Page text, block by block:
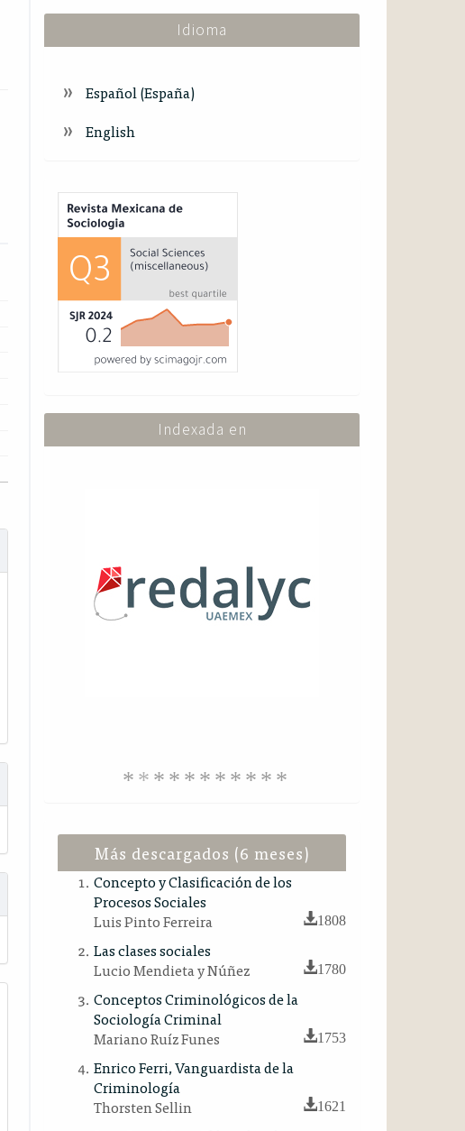
Idioma
Español (España)
English
Index
Indexada en
Más descargados (6 meses)
Concepto y Clasificación de los
Procesos Sociales
Luis Pinto Ferreira
1808
Las clases sociales
Lucio Mendieta y Núñez
1780
Conceptos Criminológicos de la
Sociología Criminal
Mariano Ruíz Funes
1753
Enrico Ferri, Vanguardista de la
Criminología
Thorsten Sellin
1621